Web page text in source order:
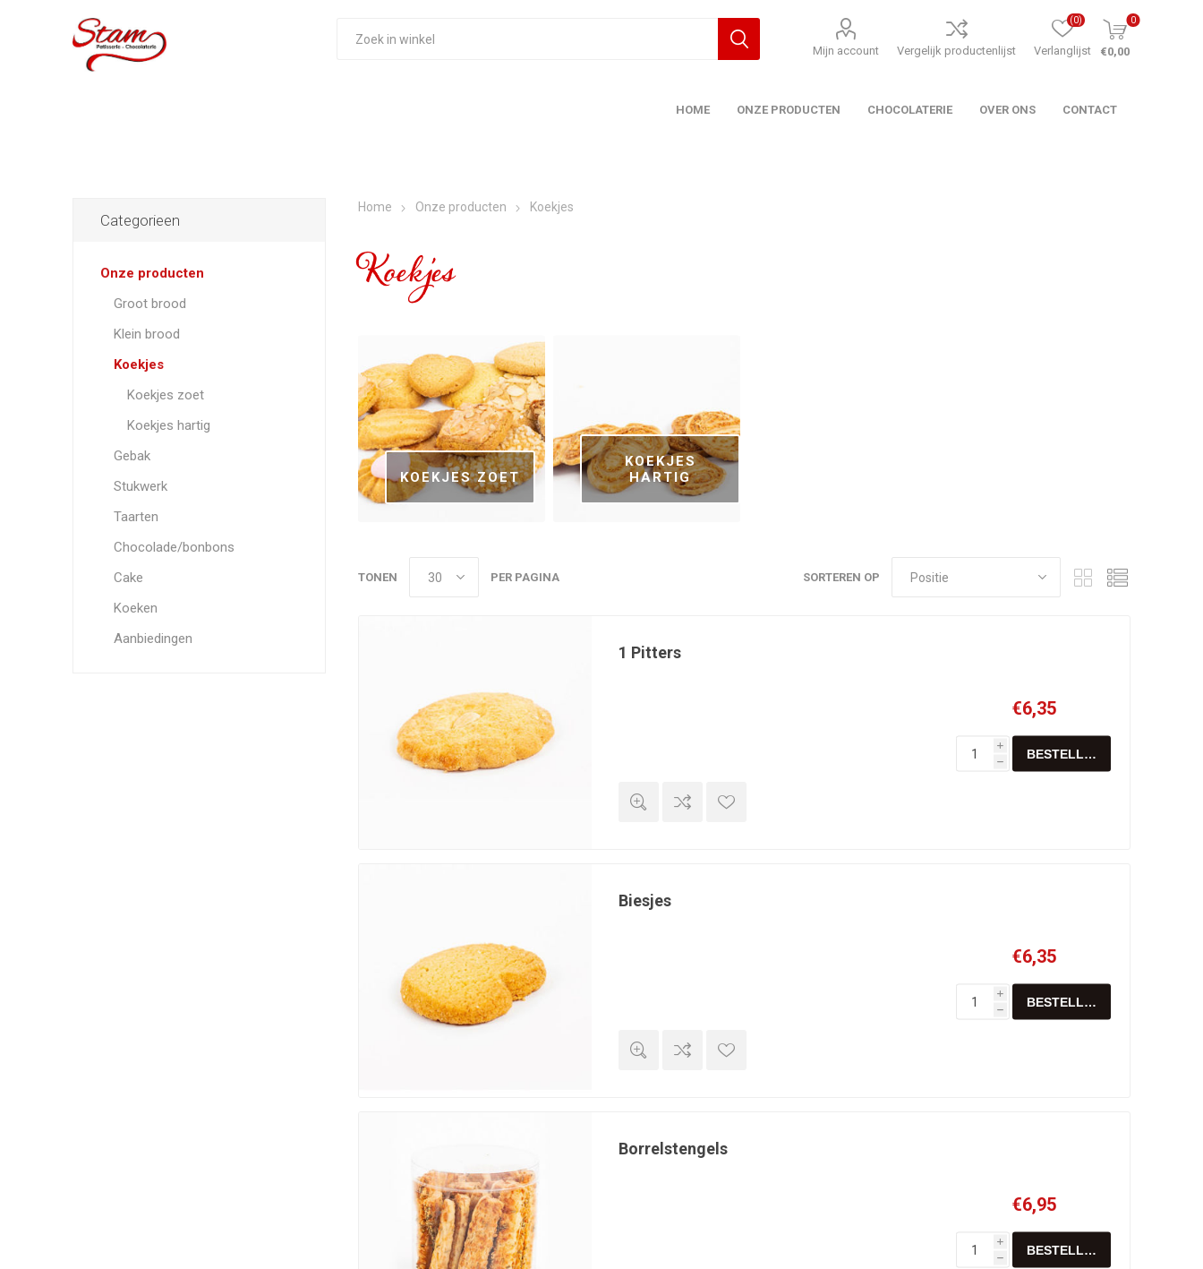
Mijn account Vergelijk productenlijst Verlanglijst
(0) 0
€0,00
HOME ONZE PRODUCTEN CHOCOLATERIE OVER ONS CONTACT
Home Onze producten Koekjes
Koekjes
KOEKJES ZOET
KOEKJES
HARTIG
SORTEREN OP
TONEN PER PAGINA
1 Pitters
€6,35
i
h
Biesjes
€6,35
i
h
Borrelstengels
€6,95
i
h
Categorieen
Onze producten
Groot brood
Klein brood
Koekjes
Koekjes zoet
Koekjes hartig
Gebak
Stukwerk
Taarten
Chocolade/bonbons
Cake
Koeken
Aanbiedingen